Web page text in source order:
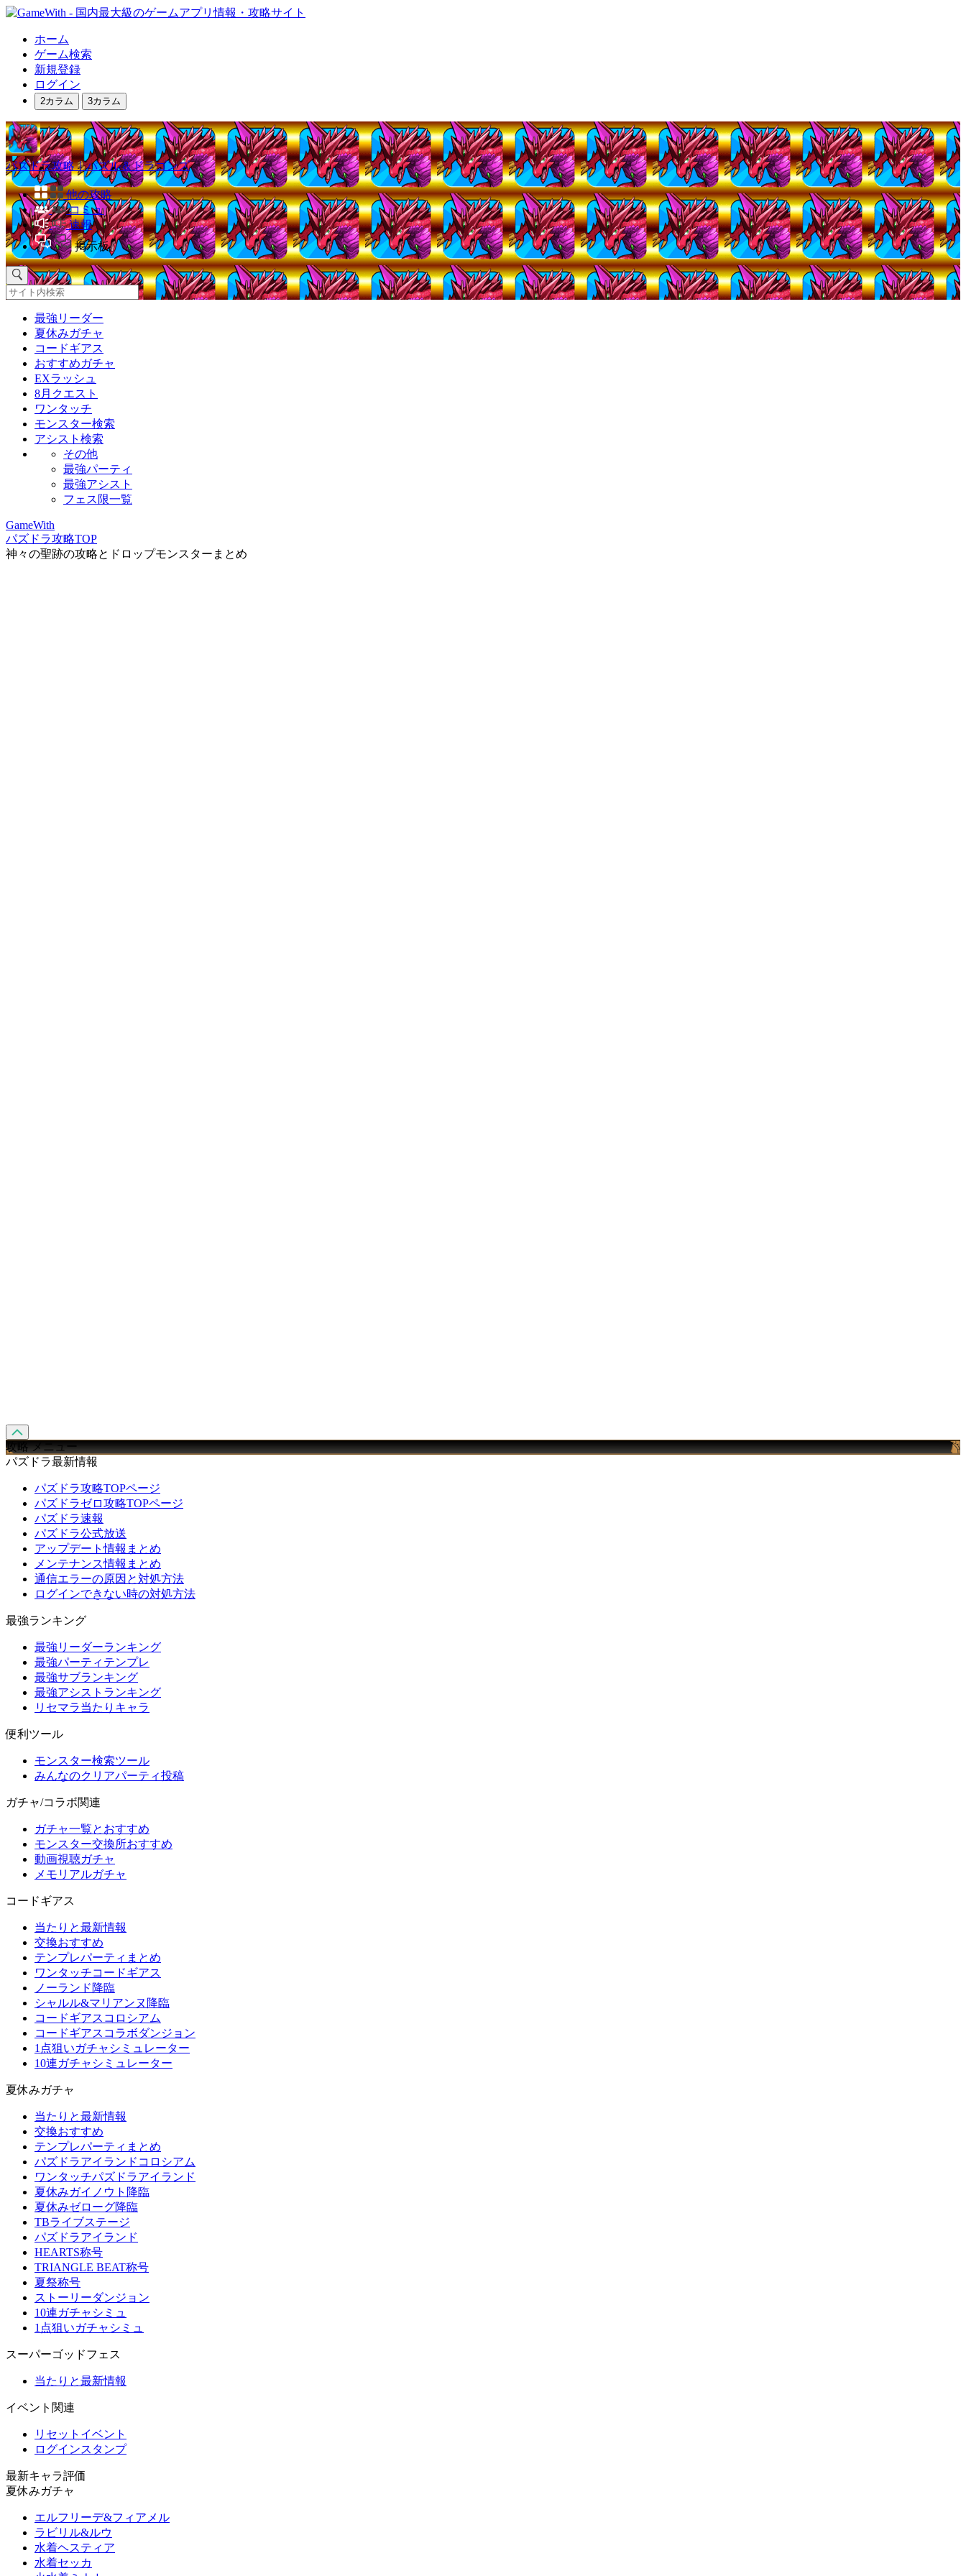
ホーム
ゲーム検索
新規登録
ログイン
2カラム 3カラム
パズドラ攻略｜パズル＆ドラゴンズ
他の攻略
コミュ
速報
掲示板
最強リーダー
夏休みガチャ
コードギアス
おすすめガチャ
EXラッシュ
8月クエスト
ワンタッチ
モンスター検索
アシスト検索
その他
最強パーティ
最強アシスト
フェス限一覧
GameWith
パズドラ攻略TOP
神々の聖跡の攻略とドロップモンスターまとめ
攻略 メニュー
パズドラ最新情報
パズドラ攻略TOPページ
パズドラゼロ攻略TOPページ
パズドラ速報
パズドラ公式放送
アップデート情報まとめ
メンテナンス情報まとめ
通信エラーの原因と対処方法
ログインできない時の対処方法
最強ランキング
最強リーダーランキング
最強パーティテンプレ
最強サブランキング
最強アシストランキング
リセマラ当たりキャラ
便利ツール
モンスター検索ツール
みんなのクリアパーティ投稿
ガチャ/コラボ関連
ガチャ一覧とおすすめ
モンスター交換所おすすめ
動画視聴ガチャ
メモリアルガチャ
コードギアス
当たりと最新情報
交換おすすめ
テンプレパーティまとめ
ワンタッチコードギアス
ノーランド降臨
シャルル&マリアンヌ降臨
コードギアスコロシアム
コードギアスコラボダンジョン
1点狙いガチャシミュレーター
10連ガチャシミュレーター
夏休みガチャ
当たりと最新情報
交換おすすめ
テンプレパーティまとめ
パズドラアイランドコロシアム
ワンタッチパズドラアイランド
夏休みガイノウト降臨
夏休みゼローグ降臨
TBライブステージ
パズドラアイランド
HEARTS称号
TRIANGLE BEAT称号
夏祭称号
ストーリーダンジョン
10連ガチャシミュ
1点狙いガチャシミュ
スーパーゴッドフェス
当たりと最新情報
イベント関連
リセットイベント
ログインスタンプ
最新キャラ評価
夏休みガチャ
エルフリーデ&フィアメル
ラビリル&ルウ
水着ヘスティア
水着セッカ